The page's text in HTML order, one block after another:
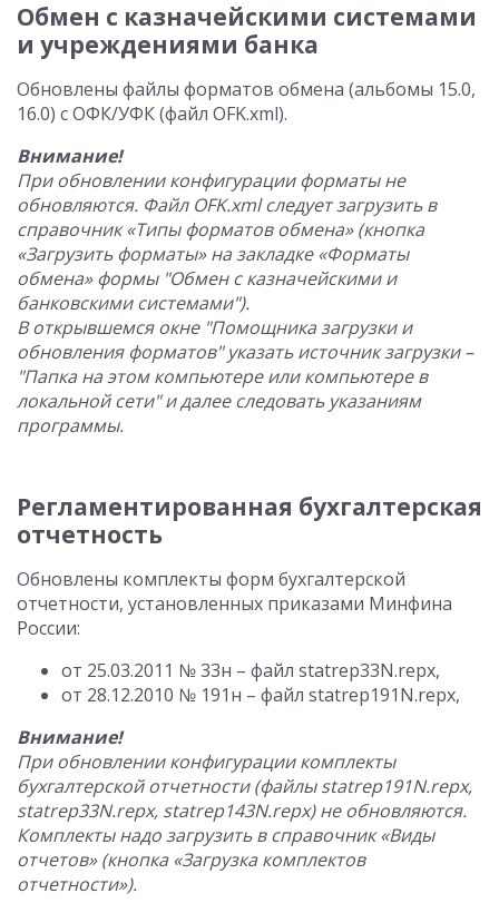
Обмен с казначейскими системами
и учреждениями банка
Обновлены файлы форматов обмена (альбомы 15.0,
16.0) с ОФК/УФК (файл OFK.xml).
Внимание!
При обновлении конфигурации форматы не
обновляются. Файл OFK.xml следует загрузить в
справочник «Типы форматов обмена» (кнопка
«Загрузить форматы» на закладке «Форматы
обмена» формы "Обмен с казначейскими и
банковскими системами").
В открывшемся окне "Помощника загрузки и
обновления форматов" указать источник загрузки –
"Папка на этом компьютере или компьютере в
локальной сети" и далее следовать указаниям
программы.
Регламентированная бухгалтерская
отчетность
Обновлены комплекты форм бухгалтерской
отчетности, установленных приказами Минфина
России:
от 25.03.2011 № 33н – файл statrep33N.repx,
от 28.12.2010 № 191н – файл statrep191N.repx,
Внимание!
При обновлении конфигурации комплекты
бухгалтерской отчетности (файлы statrep191N.repx,
statrep33N.repx, statrep143N.repx) не обновляются.
Комплекты надо загрузить в справочник «Виды
отчетов» (кнопка «Загрузка комплектов
отчетности»).